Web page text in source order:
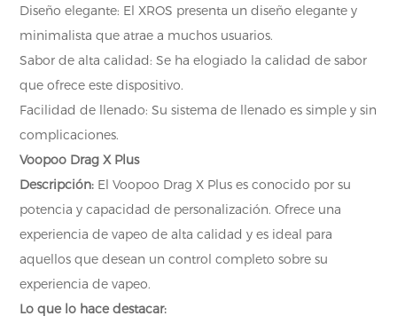
Diseño elegante: El XROS presenta un diseño elegante y
minimalista que atrae a muchos usuarios.
Sabor de alta calidad: Se ha elogiado la calidad de sabor
que ofrece este dispositivo.
Facilidad de llenado: Su sistema de llenado es simple y sin
complicaciones.
Voopoo Drag X Plus
Descripción: El Voopoo Drag X Plus es conocido por su
potencia y capacidad de personalización. Ofrece una
experiencia de vapeo de alta calidad y es ideal para
aquellos que desean un control completo sobre su
experiencia de vapeo.
Lo que lo hace destacar: